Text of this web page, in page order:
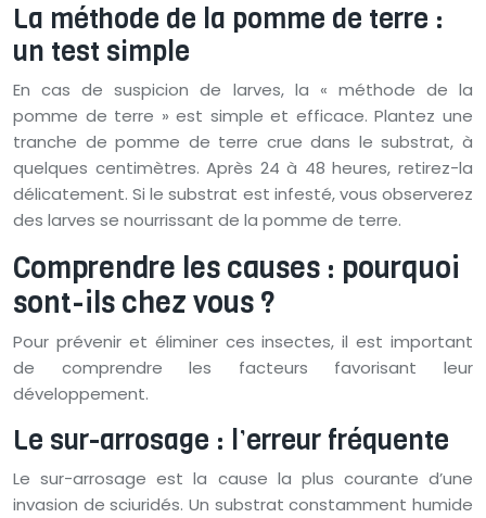
La méthode de la pomme de terre :
un test simple
En cas de suspicion de larves, la « méthode de la
pomme de terre » est simple et efficace. Plantez une
tranche de pomme de terre crue dans le substrat, à
quelques centimètres. Après 24 à 48 heures, retirez-la
délicatement. Si le substrat est infesté, vous observerez
des larves se nourrissant de la pomme de terre.
Comprendre les causes : pourquoi
sont-ils chez vous ?
Pour prévenir et éliminer ces insectes, il est important
de comprendre les facteurs favorisant leur
développement.
Le sur-arrosage : l’erreur fréquente
Le sur-arrosage est la cause la plus courante d’une
invasion de sciuridés. Un substrat constamment humide